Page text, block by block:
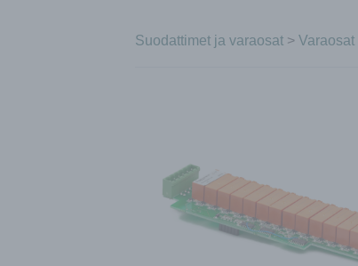
Suodattimet ja varaosat > Varaosat